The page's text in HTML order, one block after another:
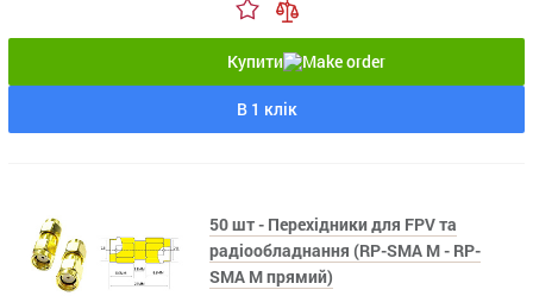
Купити
В 1 клік
50 шт - Перехідники для FPV та
радіообладнання (RP-SMA M - RP-
SMA M прямий)